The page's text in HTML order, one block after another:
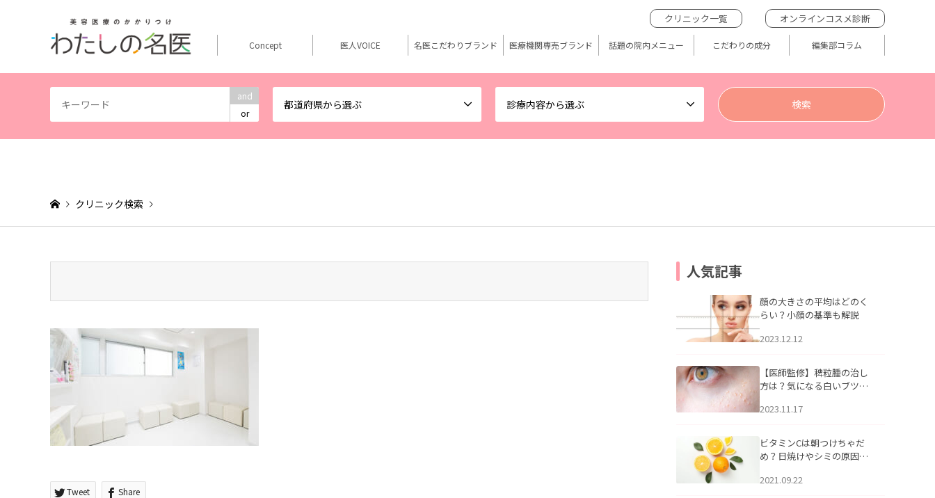
and
or
都道府県から選ぶ 診療内容から選ぶ
クリニック一覧 オンラインコスメ診断
Concept 医人VOICE 名医こだわりブランド 医療機関専売ブランド 話題の院内メニュー こだわりの成分 編集部コラム
クリニック検索
Tweet Share
人気記事
顔の大きさの平均はどのく
らい？小顔の基準も解説
2023.12.12
【医師監修】稗粒腫の治し
方は？気になる白いブツブ
アについて
2023.11.17
ビタミンCは朝つけちゃだ
め？日焼けやシミの原因に
2021.09.22